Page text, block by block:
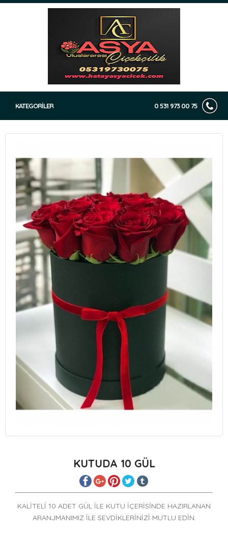
KATEGORİLER 0 531 973 00 75
KUTUDA 10 GÜL
KALİTELİ 10 ADET GÜL İLE KUTU İÇERİSİNDE HAZIRLANAN
ARANJMANIMIZ İLE SEVDİKLERİNİZİ MUTLU EDİN.